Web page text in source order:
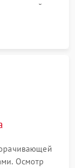
отстройки
Осмотр